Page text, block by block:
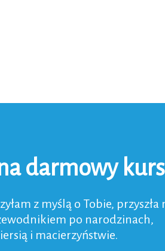
darmowy
z myślą o Tobie, przyszła
po narodzinach,
i macierzyństwie.